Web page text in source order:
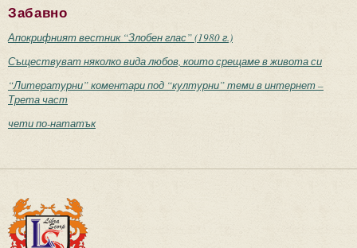
Забавно
Апокрифният вестник “Злобен глас” (1980 г.)
Съществуват няколко вида любов, които срещаме в живота си
“Литературни” коментари под “културни” теми в интернет –
Трета част
чети по-нататък